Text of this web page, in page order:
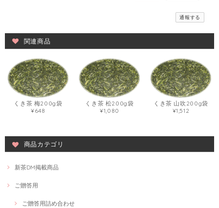
通報する
関連商品
くき茶 梅200g袋
¥648
くき茶 松200g袋
¥1,080
くき茶 山吹200g袋
¥1,512
商品カテゴリ
新茶DM掲載商品
ご贈答用
ご贈答用詰め合わせ